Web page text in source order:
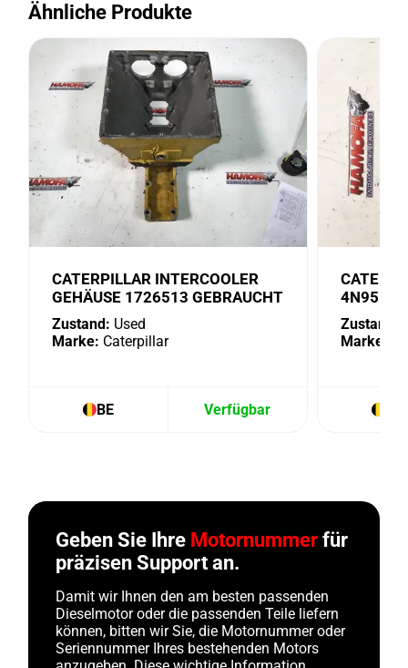
Ähnliche Produkte
CATERPILLAR INTERCOOLER
GEHÄUSE 1726513 GEBRAUCHT
Zustand: Used
Marke: Caterpillar
BE Verfügbar
4N9518
Zustand:
Marke:
Geben Sie Ihre Motornummer für
präzisen Support an.
Damit wir Ihnen den am besten passenden
Dieselmotor oder die passenden Teile liefern
können, bitten wir Sie, die Motornummer oder
Seriennummer Ihres bestehenden Motors